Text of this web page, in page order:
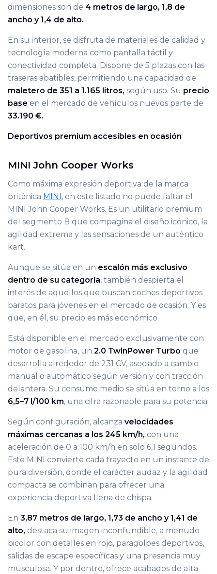
dimensiones son de 4 metros de largo, 1,8 de
ancho y 1,4 de alto.
En su interior, se disfruta de materiales de calidad y
tecnología moderna como pantalla táctil y
conectividad completa. Dispone de 5 plazas con las
traseras abatibles, permitiendo una capacidad de
maletero de 351 a 1.165 litros, según uso. Su precio
base en el mercado de vehículos nuevos parte de
33.190 €.
Deportivos premium accesibles en ocasión
MINI John Cooper Works
Como máxima expresión deportiva de la marca
británica MINI , en este listado no puede faltar el
MINI John Cooper Works. Es un utilitario premium
del segmento B que compagina el diseño icónico, la
agilidad extrema y las sensaciones de un auténtico
kart.
Aunque se sitúa en un escalón más exclusivo
dentro de su categoría, también despierta el
interés de aquellos que buscan coches deportivos
baratos para jóvenes en el mercado de ocasión. Y es
que, en él, su precio es más económico.
Está disponible en el mercado exclusivamente con
motor de gasolina, un 2.0 TwinPower Turbo que
desarrolla alrededor de 231 CV, asociado a cambio
manual o automático según versión y con tracción
delantera. Su consumo medio se sitúa en torno a los
6,5–7 l/100 km, una cifra razonable para su potencia.
Según configuración, alcanza velocidades
máximas cercanas a los 245 km/h, con una
aceleración de 0 a 100 km/h en solo 6,1 segundos.
Este MINI convierte cada trayecto en un instante de
pura diversión, donde el carácter audaz y la agilidad
compacta se combinan para ofrecer una
experiencia deportiva llena de chispa.
En 3,87 metros de largo, 1,73 de ancho y 1,41 de
alto, destaca su imagen inconfundible, a menudo
bicolor con detalles en rojo, paragolpes deportivos,
salidas de escape específicas y una presencia muy
musculosa. Y por dentro, ofrece acabados de alta